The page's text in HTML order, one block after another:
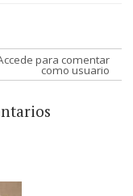
para comentar
como usuario